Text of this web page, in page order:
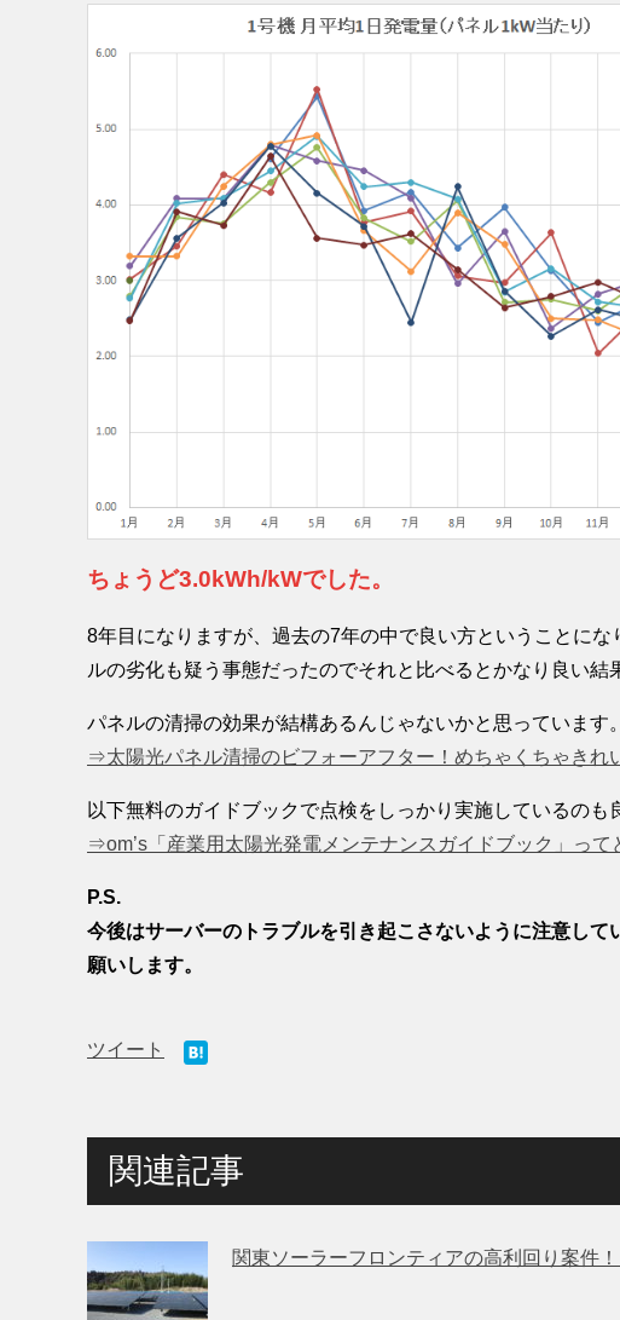
ちょうど3.0kWh/kWでした。
8年目になりますが、過去の7年の中で良い方ということに
ルの劣化も疑う事態だったのでそれと比べるとかなり良い結
パネルの清掃の効果が結構あるんじゃないかと思っています。
⇒太陽光パネル清掃のビフォーアフター！めちゃくちゃきれ
以下無料のガイドブックで点検をしっかり実施しているのも
⇒om’s「産業用太陽光発電メンテナンスガイドブック」って
P.S.
今後はサーバーのトラブルを引き起こさないように注意し
願いします。
ツイート
関連記事
関東ソーラーフロンティアの高利回り案件！